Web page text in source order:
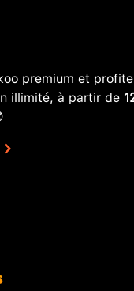
premium et
illimité, à partir de